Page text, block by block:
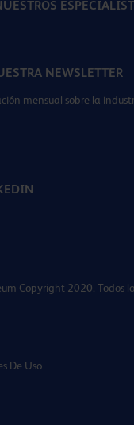
NEWSLETTER
mensual sobre la
Copyright 2020. Todos
De Uso